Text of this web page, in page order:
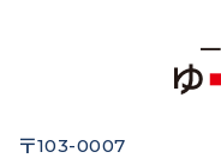
〒103-0007